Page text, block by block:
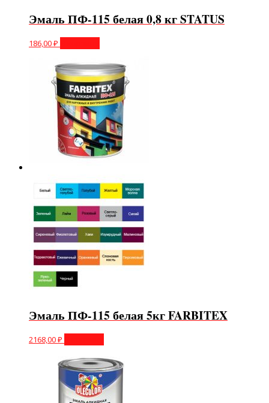
Эмаль ПФ-115 белая 0,8 кг STATUS
186,00₽
Эмаль ПФ-115 белая 5кг FARBITEX
2168,00₽